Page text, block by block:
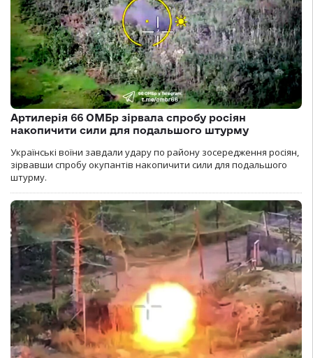
Артилерія 66 ОМБр зірвала спробу росіян
накопичити сили для подальшого штурму
Українські воїни завдали удару по району зосередження росіян,
зірвавши спробу окупантів накопичити сили для подальшого
штурму.